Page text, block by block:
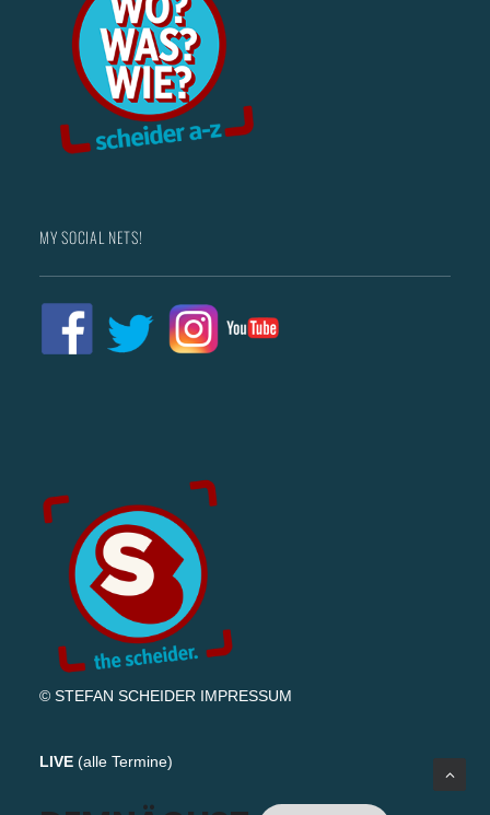
MY SOCIAL NETS!
© STEFAN SCHEIDER IMPRESSUM
LIVE (alle Termine)